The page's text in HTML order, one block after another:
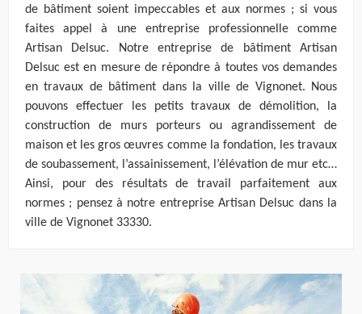
de bâtiment soient impeccables et aux normes ; si vous
faites appel à une entreprise professionnelle comme
Artisan Delsuc. Notre entreprise de bâtiment Artisan
Delsuc est en mesure de répondre à toutes vos demandes
en travaux de bâtiment dans la ville de Vignonet. Nous
pouvons effectuer les petits travaux de démolition, la
construction de murs porteurs ou agrandissement de
maison et les gros œuvres comme la fondation, les travaux
de soubassement, l’assainissement, l’élévation de mur etc…
Ainsi, pour des résultats de travail parfaitement aux
normes ; pensez à notre entreprise Artisan Delsuc dans la
ville de Vignonet 33330.